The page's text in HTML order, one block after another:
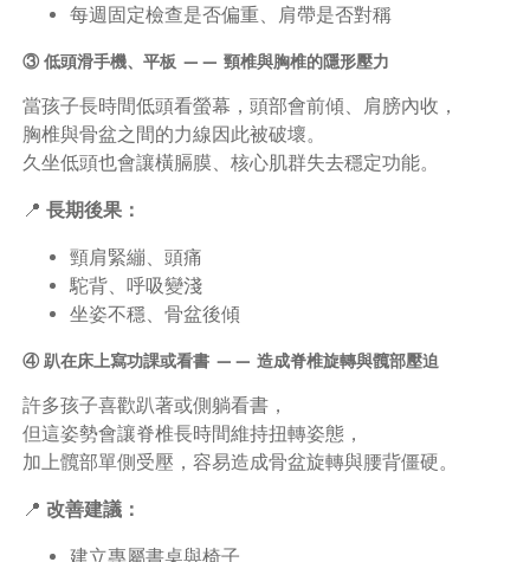
每週固定檢查是否偏重、肩帶是否對稱
③ 低頭滑手機、平板 —— 頸椎與胸椎的隱形壓力
當孩子長時間低頭看螢幕，頭部會前傾、肩膀內收，
胸椎與骨盆之間的力線因此被破壞。
久坐低頭也會讓橫膈膜、核心肌群失去穩定功能。
📍 長期後果：
頸肩緊繃、頭痛
駝背、呼吸變淺
坐姿不穩、骨盆後傾
④ 趴在床上寫功課或看書 —— 造成脊椎旋轉與髖部壓迫
許多孩子喜歡趴著或側躺看書，
但這姿勢會讓脊椎長時間維持扭轉姿態，
加上髖部單側受壓，容易造成骨盆旋轉與腰背僵硬。
📍 改善建議：
建立專屬書桌與椅子